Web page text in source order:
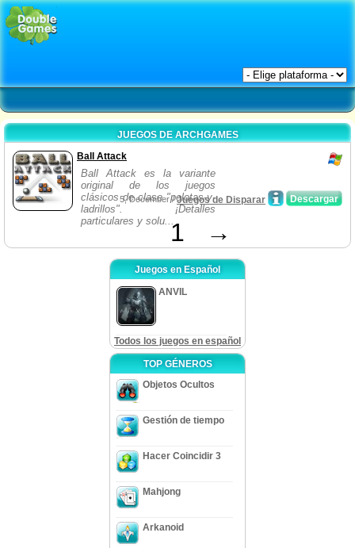
JUEGOS DE ARCHGAMES
Ball Attack
Ball Attack es la variante
original de los juegos
clásicos de clase "pelotas-y-
ladrillos". ¡Detalles
particulares y solu...
Descargar
5, December /Juegos de Disparar
1 →
Juegos en Español
ANVIL
Todos los juegos en español
TOP GÉNEROS
Objetos Ocultos
Gestión de tiempo
Hacer Coincidir 3
Mahjong
Arkanoid